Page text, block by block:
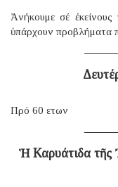
Ἀνήκουμε σέ
ὑπάρχουν προβλήματα
Πρό 60 ετων
Ἡ Καρυάτιδα τῆς